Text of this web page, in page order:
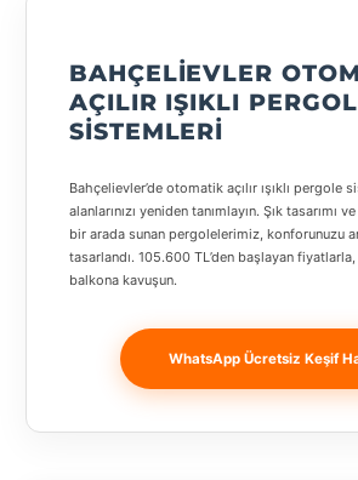
BAHÇELIEVLER
AÇILIR IŞIKLI
SISTEMLERI
Bahçelievler’de otomatik açılır ışıklı pergole
alanlarınızı yeniden tanımlayın. Şık tasarımı
bir arada sunan pergolelerimiz, konforunuzu
tasarlandı. 105.600 TL’den başlayan
balkona kavuşun.
WhatsApp Ücretsiz Keşif
Balıkesir
Banja
Luka
Bingöl
Bitlis
Bosnia and
Herzegovina
București
Bulgaristan